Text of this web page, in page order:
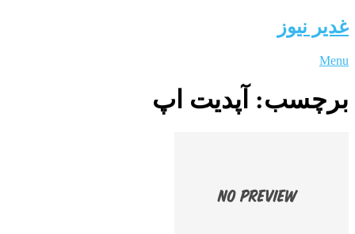
غدیر نیوز
Menu
برچسب: آپدیت اپ